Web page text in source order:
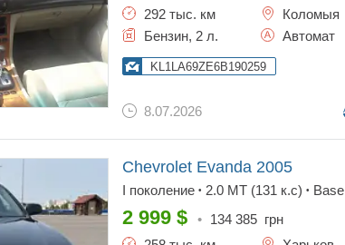
292 тыс. км
Коломыя
Бензин, 2 л.
Автомат
KL1LA69ZE6B190259
8.07.2026
Chevrolet Evanda 2005
I поколение • 2.0 МТ (131 к.с) • Base
2 999 $ • 134 385 грн